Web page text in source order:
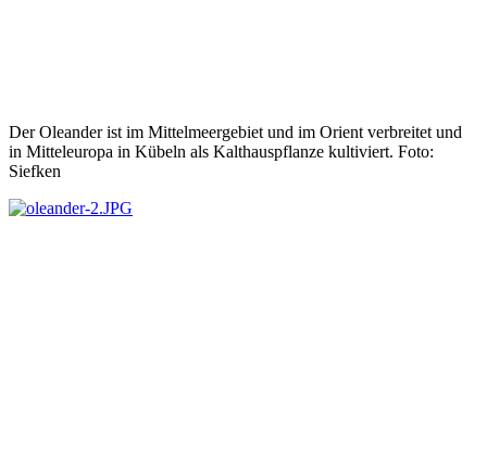
Der Oleander ist im Mittelmeergebiet und im Orient verbreitet und
in Mitteleuropa in Kübeln als Kalthauspflanze kultiviert. Foto:
Siefken